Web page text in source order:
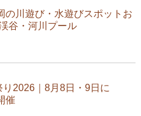
の川遊び・水遊びスポットお
谷・河川プール
2026｜8月8日・9日に
催